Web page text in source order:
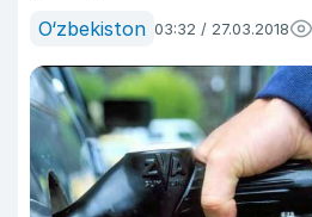
O‘zbekiston 03:32 / 27.03.2018